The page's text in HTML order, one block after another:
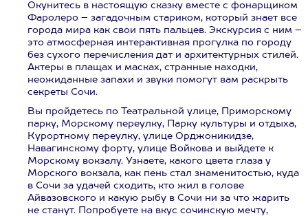
Окунитесь в настоящую сказку вместе с фонарщиком
Фаролеро – загадочным стариком, который знает все
города мира как свои пять пальцев. Экскурсия с ним –
это атмосферная интерактивная прогулка по городу
без сухого перечисления дат и архитектурных стилей.
Актеры в плащах и масках, странные находки,
неожиданные запахи и звуки помогут вам раскрыть
секреты Сочи.
Вы пройдетесь по Театральной улице, Приморскому
парку, Морскому переулку, Парку культуры и отдыха,
Курортному переулку, улице Орджоникидзе,
Навагинскому форту, улице Войкова и выйдете к
Морскому вокзалу. Узнаете, какого цвета глаза у
Морского вокзала, как пень стал знаменитостью, куда
в Сочи за удачей сходить, кто жил в голове
Айвазовского и какую рыбу в Сочи ни за что жарить
не станут. Попробуете на вкус сочинскую мечту,